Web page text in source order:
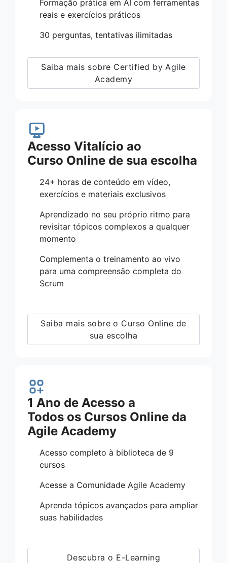
Formação prática em AI com ferramentas
reais e exercícios práticos
30 perguntas, tentativas ilimitadas
Saiba mais sobre Certified by Agile
Academy
Acesso Vitalício ao
Curso Online de sua escolha
24+ horas de conteúdo em vídeo,
exercícios e materiais exclusivos
Aprendizado no seu próprio ritmo para
revisitar tópicos complexos a qualquer
momento
Complementa o treinamento ao vivo
para uma compreensão completa do
Scrum
Saiba mais sobre o Curso Online de
sua escolha
1 Ano de Acesso a
Todos os Cursos Online da
Agile Academy
Acesso completo à biblioteca de 9
cursos
Acesse a Comunidade Agile Academy
Aprenda tópicos avançados para ampliar
suas habilidades
Descubra o E-Learning